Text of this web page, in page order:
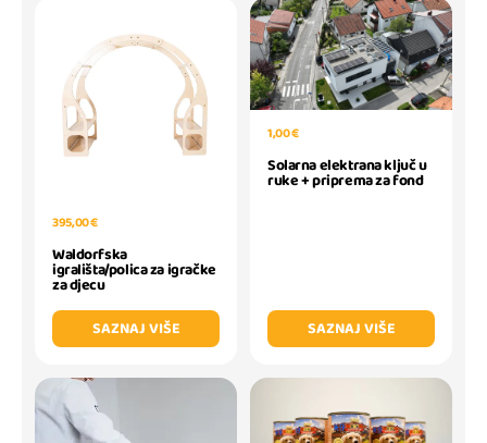
395,00 €
Waldorfska
igrališta/polica za igračke
za djecu
SAZNAJ VIŠE
1,00 €
Solarna elektrana ključ u
ruke + priprema za fond
SAZNAJ VIŠE